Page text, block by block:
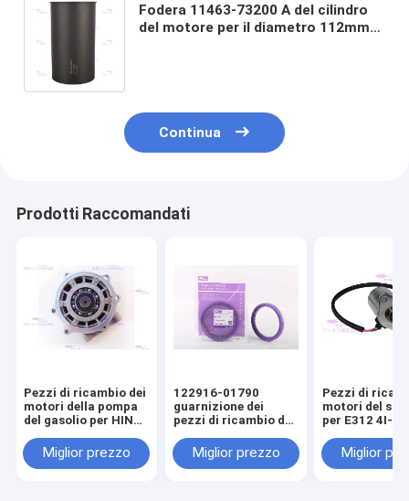
Fodera 11463-73200 A del cilindro
del motore per il diametro 112mm
Continua
Prodotti Raccomandati
Pezzi di ricambio dei
motori della pompa
del gasolio per HINO
Miglior prezzo
122916-01790
guarnizione dei
pezzi di ricambio dei
4TNV98
Miglior prezzo
Pezzi di
motori del
per E312 4I-
Miglior